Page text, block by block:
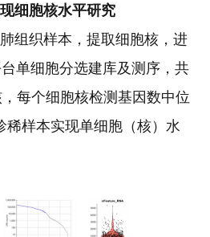
细胞核水平研究
组织样本，提取细胞核，进
单细胞分选建库及测序，共
每个细胞核检测基因数中位
稀样本实现单细胞（核）水